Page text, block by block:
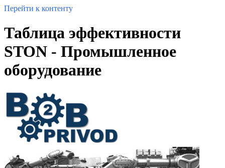
Перейти к контенту
Таблица эффективности
STON - Промышленное
оборудование